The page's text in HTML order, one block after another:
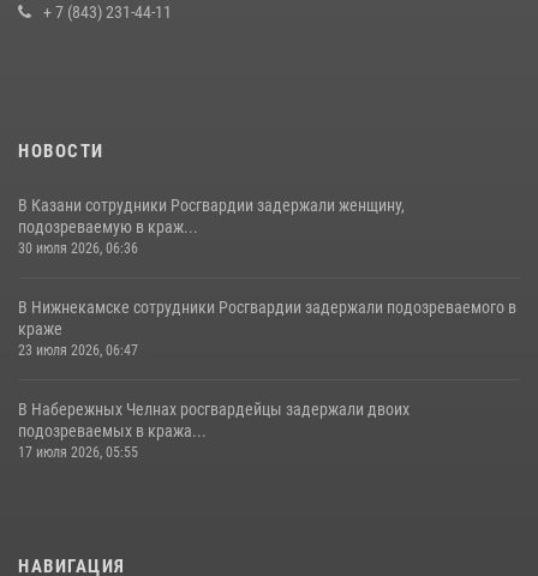
+ 7 (843) 231-44-11
НОВОСТИ
В Казани сотрудники Росгвардии задержали женщину,
подозреваемую в краж...
30 июля 2026, 06:36
В Нижнекамске сотрудники Росгвардии задержали подозреваемого в
краже
23 июля 2026, 06:47
В Набережных Челнах росгвардейцы задержали двоих
подозреваемых в кража...
17 июля 2026, 05:55
НАВИГАЦИЯ